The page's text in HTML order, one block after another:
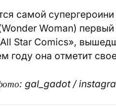
самой
Woman)
Star Comics»,
году она отметит
gal_gadot /